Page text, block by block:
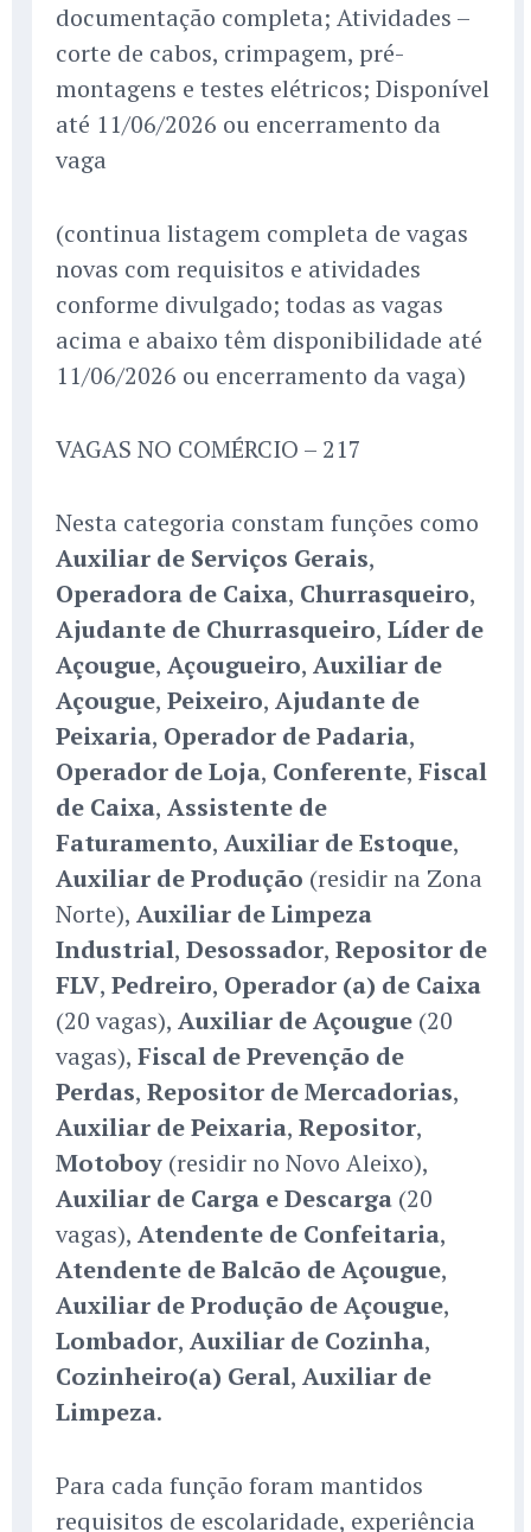
documentação completa; Atividades –
corte de cabos, crimpagem, pré-
montagens e testes elétricos; Disponível
até 11/06/2026 ou encerramento da
vaga
(continua listagem completa de vagas
novas com requisitos e atividades
conforme divulgado; todas as vagas
acima e abaixo têm disponibilidade até
11/06/2026 ou encerramento da vaga)
VAGAS NO COMÉRCIO – 217
Nesta categoria constam funções como
Auxiliar de Serviços Gerais,
Operadora de Caixa, Churrasqueiro,
Ajudante de Churrasqueiro, Líder de
Açougue, Açougueiro, Auxiliar de
Açougue, Peixeiro, Ajudante de
Peixaria, Operador de Padaria,
Operador de Loja, Conferente, Fiscal
de Caixa, Assistente de
Faturamento, Auxiliar de Estoque,
Auxiliar de Produção (residir na Zona
Norte), Auxiliar de Limpeza
Industrial, Desossador, Repositor de
FLV, Pedreiro, Operador (a) de Caixa
(20 vagas), Auxiliar de Açougue (20
vagas), Fiscal de Prevenção de
Perdas, Repositor de Mercadorias,
Auxiliar de Peixaria, Repositor,
Motoboy (residir no Novo Aleixo),
Auxiliar de Carga e Descarga (20
vagas), Atendente de Confeitaria,
Atendente de Balcão de Açougue,
Auxiliar de Produção de Açougue,
Lombador, Auxiliar de Cozinha,
Cozinheiro(a) Geral, Auxiliar de
Limpeza.
Para cada função foram mantidos
requisitos de escolaridade, experiência